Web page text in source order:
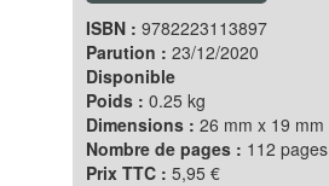
ISBN : 9782223113897
Parution : 23/12/2020
Disponible
Poids : 0.25 kg
Dimensions : 26 mm x 19 mm
Nombre de pages : 112 pages
Prix TTC : 5,95 €